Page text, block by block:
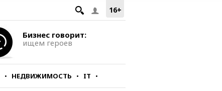
16+
Бизнес говорит:
ищем героев
НЕДВИЖИМОСТЬ IT